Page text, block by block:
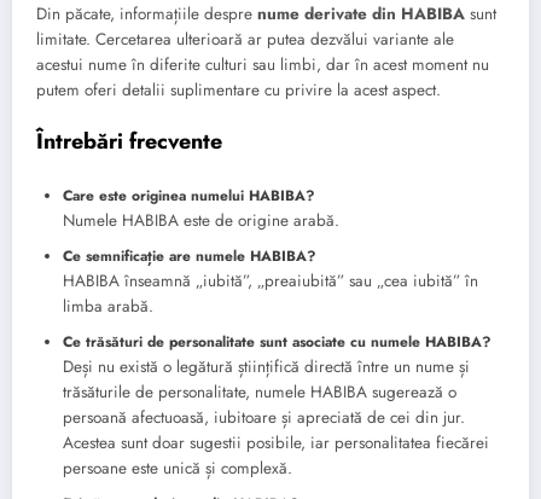
Din păcate, informațiile despre nume derivate din HABIBA sunt
limitate. Cercetarea ulterioară ar putea dezvălui variante ale
acestui nume în diferite culturi sau limbi, dar în acest moment nu
putem oferi detalii suplimentare cu privire la acest aspect.
Întrebări frecvente
Care este originea numelui HABIBA?
Numele HABIBA este de origine arabă.
Ce semnificație are numele HABIBA?
HABIBA înseamnă „iubită”, „preaiubită” sau „cea iubită” în
limba arabă.
Ce trăsături de personalitate sunt asociate cu numele HABIBA?
Deși nu există o legătură științifică directă între un nume și
trăsăturile de personalitate, numele HABIBA sugerează o
persoană afectuoasă, iubitoare și apreciată de cei din jur.
Acestea sunt doar sugestii posibile, iar personalitatea fiecărei
persoane este unică și complexă.